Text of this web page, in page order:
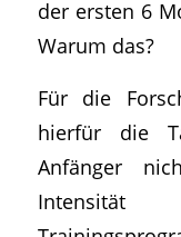
der ersten 6
Warum das?
Für die
hierfür die
Anfänger